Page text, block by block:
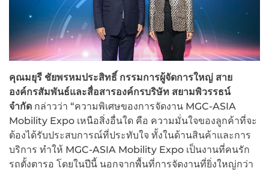
คุณมยุรี ชัยพรหมประสิทธิ์ กรรมการผู้จัดการใหญ่ สาย
องค์กรสัมพันธ์และสื่อสารองค์กรบริษัท สยามพิวรรธน์
จำกัด กล่าวว่า “ความพิเศษของการจัดงาน MGC-ASIA
Mobility Expo เหนือสิ่งอื่นใด คือ ความมั่นใจของลูกค้าที่จะ
ต้องได้รับประสบการณ์ที่ประทับใจ ทั้งในด้านสินค้าและการ
บริการ ทำให้ MGC-ASIA Mobility Expo เป็นงานที่คนรัก
รถตั้งตารอ โดยในปีนี้ นอกจากพื้นที่การจัดงานที่ยิ่งใหญ่กว่า